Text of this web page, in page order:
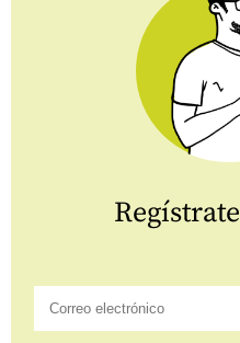
Regístrate